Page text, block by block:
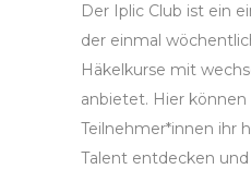
Der Iplic Club ist ein
der einmal
Häkelkurse mit
anbietet. Hier können
Teilnehmer*innen ihr
Talent entdecken